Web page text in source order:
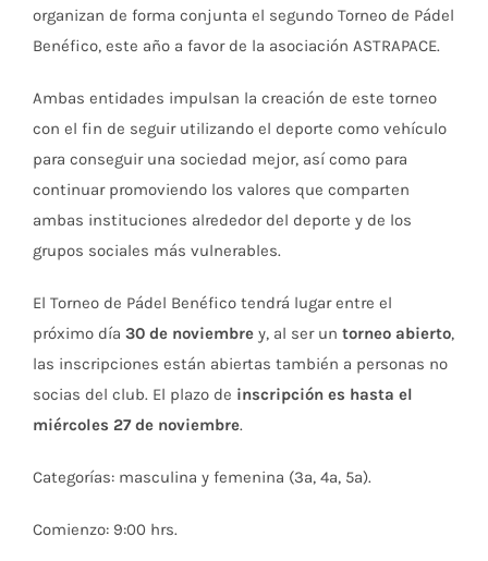
organizan de forma conjunta el segundo Torneo de Pádel
Benéfico, este año a favor de la asociación ASTRAPACE.
Ambas entidades impulsan la creación de este torneo
con el fin de seguir utilizando el deporte como vehículo
para conseguir una sociedad mejor, así como para
continuar promoviendo los valores que comparten
ambas instituciones alrededor del deporte y de los
grupos sociales más vulnerables.
El Torneo de Pádel Benéfico tendrá lugar entre el
próximo día 30 de noviembre y, al ser un torneo abierto,
las inscripciones están abiertas también a personas no
socias del club. El plazo de inscripción es hasta el
miércoles 27 de noviembre.
Categorías: masculina y femenina (3ª, 4ª, 5ª).
Comienzo: 9:00 hrs.